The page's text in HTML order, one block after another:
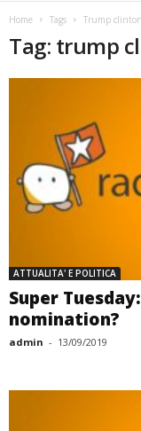
Home Tags Trump clinton
Tag: trump
ATTUALITA' E POLITICA
Super
nomination?
admin - 13/09/2019